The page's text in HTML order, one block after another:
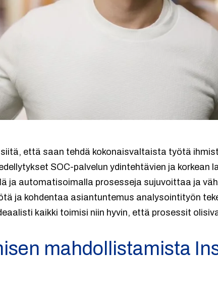
että saan tehdä kokonaisvaltaista työtä
SOC-palvelun ydintehtävien ja korkean
ja automatisoimalla prosesseja sujuvoittaa ja
ja kohdentaa asiantuntemus analysointityön
kaikki toimisi niin hyvin, että prosessit
mahdollistamista